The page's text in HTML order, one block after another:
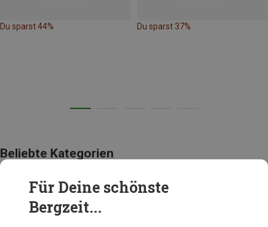
Du sparst 44% Du sparst 37%
Beliebte Kategorien
BEKLEIDUNG
Für Deine schönste
Bergzeit...